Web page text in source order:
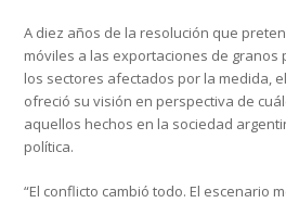
A diez años de la resolución que
móviles a las exportaciones de granos
los sectores afectados por la medida,
ofreció su visión en perspectiva de
aquellos hechos en la sociedad
política.
“El conflicto cambió todo. El escenario